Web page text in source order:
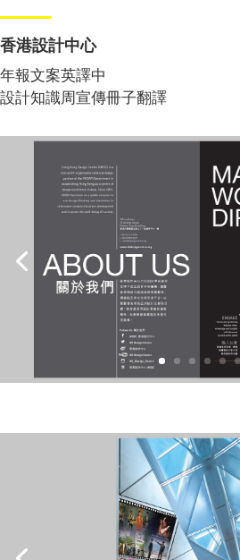
香港設計中心
年報文案英譯中
設計知識周宣傳冊子翻譯